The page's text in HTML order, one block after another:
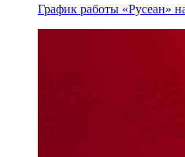
График работы «Русеан»